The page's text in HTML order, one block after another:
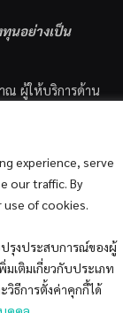
experience, serve
our traffic. By
of cookies.
รุงประสบการณ์ของผู้
มเติมเกี่ยวกับประเภท
วิธีการตั้งค่าคุกกี้ได้
ทุนอย่างเป็น
ณ ผู้ให้บริการด้าน
กลงทุนไทย
นระบบแบบ